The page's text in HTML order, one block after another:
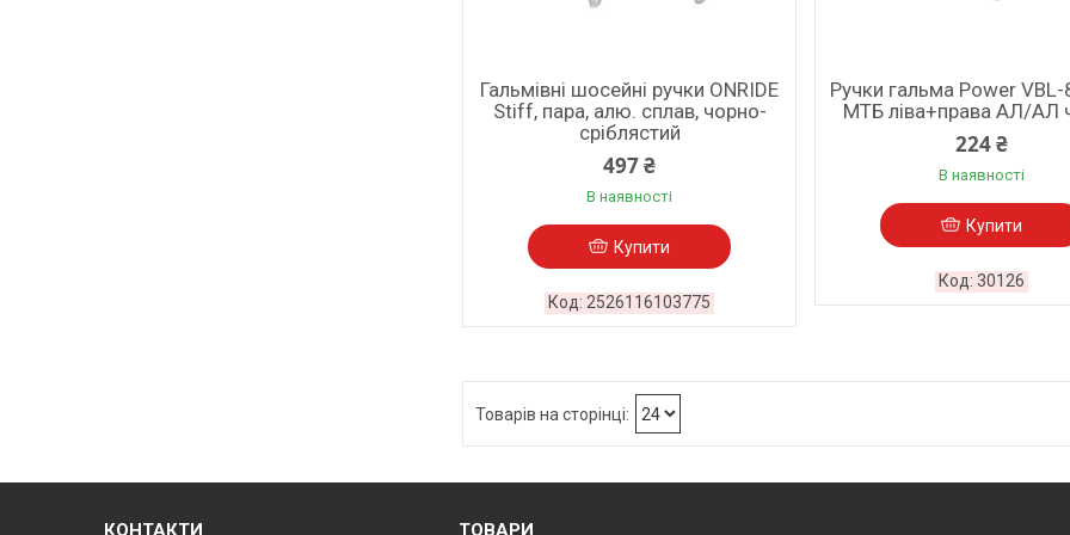
Гальмівні шосейні ручки ONRIDE
Stiff, пара, алю. сплав, чорно-
сріблястий
497 ₴
В наявності
Купити
2526116103775
Ручки гальма Power
МТБ ліва+права АЛ/АЛ
224 ₴
В наявності
Купити
30126
КОНТАКТИ ТОВАРИ